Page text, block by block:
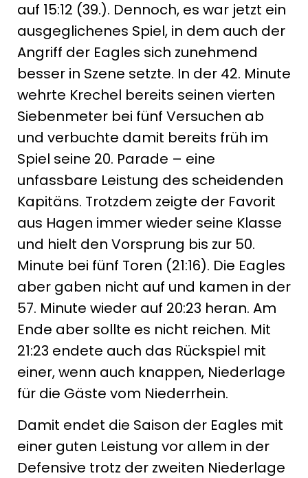
auf 15:12 (39.). Dennoch, es war jetzt ein
ausgeglichenes Spiel, in dem auch der
Angriff der Eagles sich zunehmend
besser in Szene setzte. In der 42. Minute
wehrte Krechel bereits seinen vierten
Siebenmeter bei fünf Versuchen ab
und verbuchte damit bereits früh im
Spiel seine 20. Parade – eine
unfassbare Leistung des scheidenden
Kapitäns. Trotzdem zeigte der Favorit
aus Hagen immer wieder seine Klasse
und hielt den Vorsprung bis zur 50.
Minute bei fünf Toren (21:16). Die Eagles
aber gaben nicht auf und kamen in der
57. Minute wieder auf 20:23 heran. Am
Ende aber sollte es nicht reichen. Mit
21:23 endete auch das Rückspiel mit
einer, wenn auch knappen, Niederlage
für die Gäste vom Niederrhein.
Damit endet die Saison der Eagles mit
einer guten Leistung vor allem in der
Defensive trotz der zweiten Niederlage